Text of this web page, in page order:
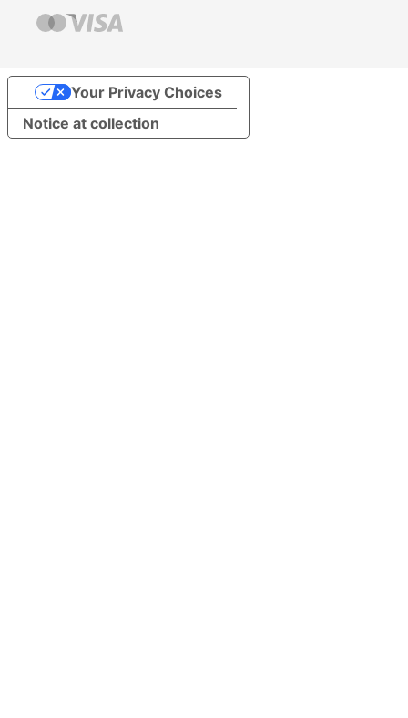
Notice at collection
Your Privacy Choices